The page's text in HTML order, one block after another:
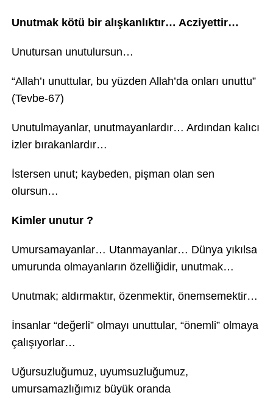
Unutmak kötü bir alışkanlıktır… Acziyettir…
Unutursan unutulursun…
“Allah’ı unuttular, bu yüzden Allah’da onları unuttu”
(Tevbe-67)
Unutulmayanlar, unutmayanlardır… Ardından kalıcı
izler bırakanlardır…
İstersen unut; kaybeden, pişman olan sen
olursun…
Kimler unutur ?
Umursamayanlar… Utanmayanlar… Dünya yıkılsa
umurunda olmayanların özelliğidir, unutmak…
Unutmak; aldırmaktır, özenmektir, önemsemektir…
İnsanlar “değerli” olmayı unuttular, “önemli” olmaya
çalışıyorlar…
Uğursuzluğumuz, uyumsuzluğumuz,
umursamazlığımız büyük oranda